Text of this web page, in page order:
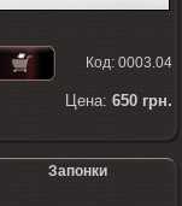
Код: 0003.04
Цена: 650грн.
Запонки